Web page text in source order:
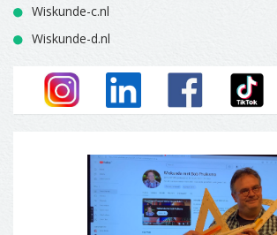
Wiskunde-c.nl
Wiskunde-d.nl